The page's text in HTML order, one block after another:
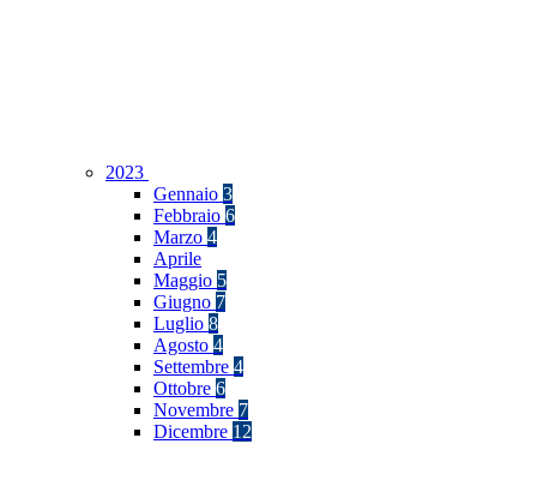
2023
Gennaio 3
Febbraio 6
Marzo 4
Aprile
Maggio 5
Giugno 7
Luglio 8
Agosto 4
Settembre 4
Ottobre 6
Novembre 7
Dicembre 12